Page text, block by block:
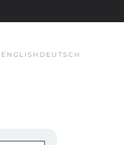
ENGLISH DEUTSCH